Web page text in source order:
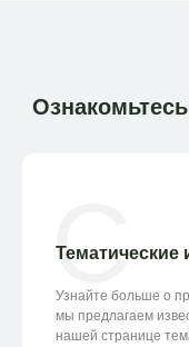
С
Тематические
Узнайте больше о
мы предлагаем
нашей странице